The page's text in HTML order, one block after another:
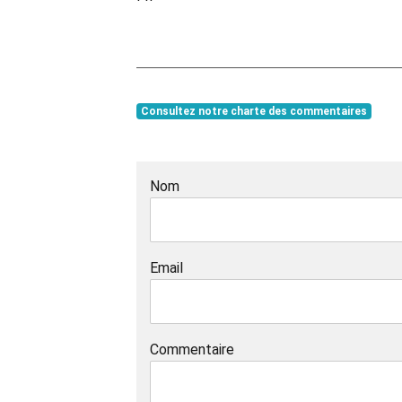
Consultez notre charte des commentaires
Nom
Email
Commentaire